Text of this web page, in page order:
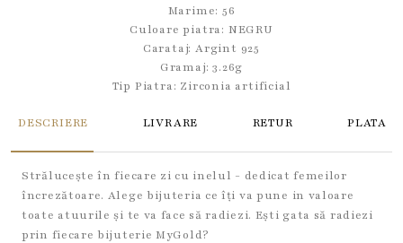
Marime: 56
Culoare piatra: NEGRU
Carataj: Argint 925
Gramaj: 3.26g
Tip Piatra: Zirconia artificial
DESCRIERE LIVRARE RETUR PLATA
Strălucește în fiecare zi cu inelul - dedicat femeilor
încrezătoare. Alege bijuteria ce îți va pune in valoare
toate atuurile și te va face să radiezi. Ești gata să radiezi
prin fiecare bijuterie MyGold?